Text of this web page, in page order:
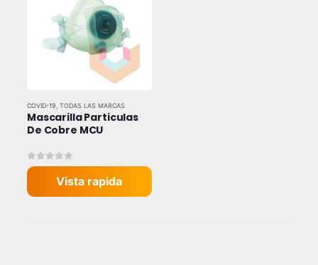
COVID-19 TODAS LAS MARCAS
Mascarilla Particulas
De Cobre MCU
0out of 5
Vista rapida